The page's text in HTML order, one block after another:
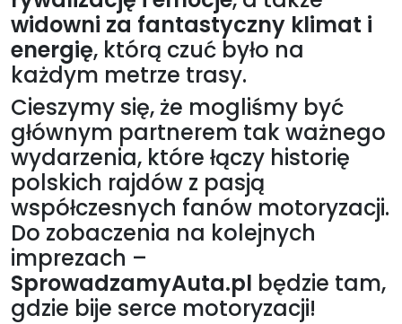
widowni za fantastyczny klimat i
energię, którą czuć było na
każdym metrze trasy.
Cieszymy się, że mogliśmy być
głównym partnerem tak ważnego
wydarzenia, które łączy historię
polskich rajdów z pasją
współczesnych fanów motoryzacji.
Do zobaczenia na kolejnych
imprezach –
SprowadzamyAuta.pl będzie tam,
gdzie bije serce motoryzacji!